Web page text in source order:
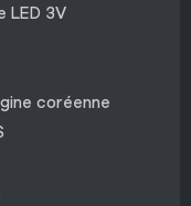
LED 3V
coréenne